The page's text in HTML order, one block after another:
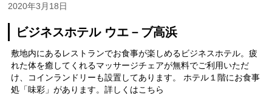
ビジネスホテル ウエ－ブ高浜
2020年3月18日
敷地内にあるレストランでお食事が楽しめるビジネスホテル。疲
れた体を癒してくれるマッサージチェアが無料でご利用いただ
け、コインランドリーも設置してあります。 ホテル１階にお食事
処「味彩」があります。詳しくはこちら